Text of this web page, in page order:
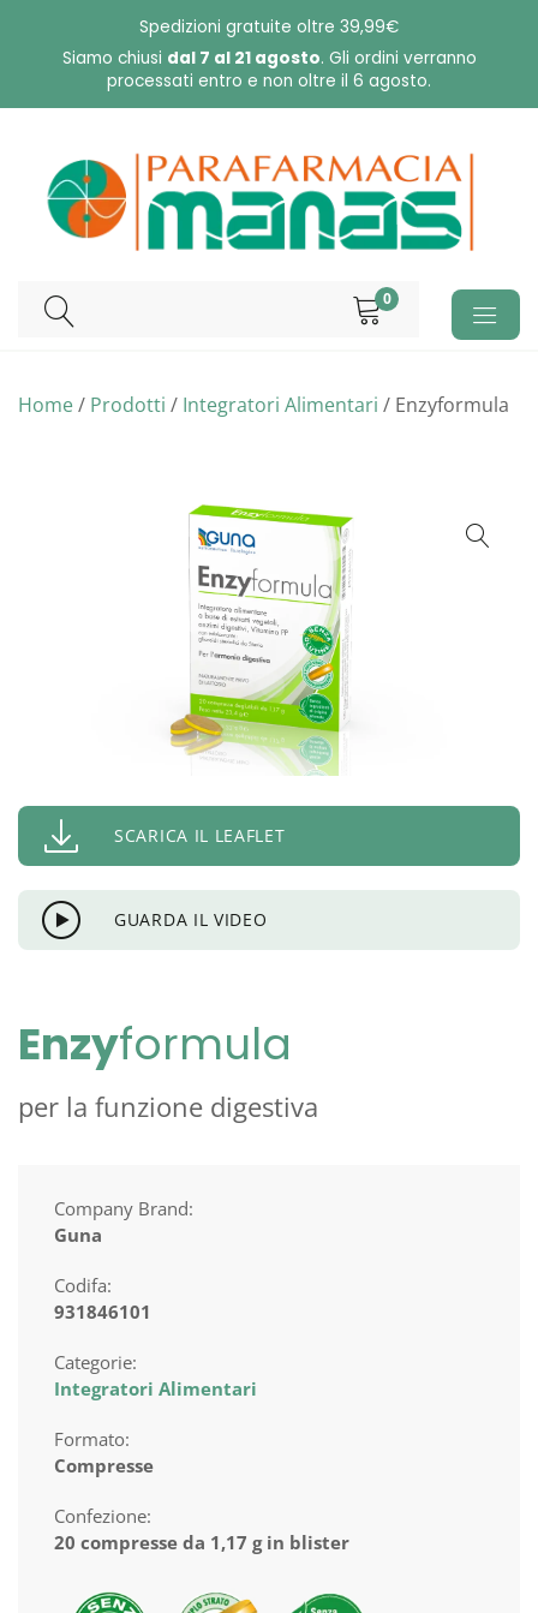
Spedizioni gratuite oltre 39,99€
Siamo chiusi dal 7 al 21 agosto. Gli ordini verranno
processati entro e non oltre il 6 agosto.
0
Home/ Prodotti / Integratori Alimentari / Enzyformula
SCARICA IL LEAFLET
GUARDA IL VIDEO
Enzyformula
per la funzione digestiva
Company Brand:
Guna
Codifa:
931846101
Categorie:
Integratori Alimentari
Formato:
Compresse
Confezione:
20 compresse da 1,17 g in blister